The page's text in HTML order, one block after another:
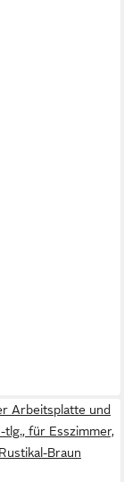
Arbeitsplatte und
tlg., für Esszimmer,
Braun